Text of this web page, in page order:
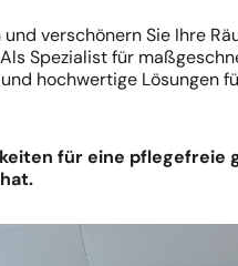
verschönern Sie Ihre
Spezialist für
hochwertige Lösungen
für eine pflegefreie